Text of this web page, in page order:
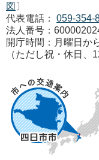
図 〕
代表電話：
059-354-
法人番号：
開庁時間：月曜日か
（ただし祝・休日、